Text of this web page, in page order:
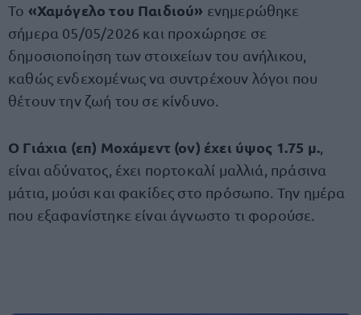
Το «Χαμόγελο του Παιδιού» ενημερώθηκε
σήμερα 05/05/2026 και προχώρησε σε
δημοσιοποίηση των στοιχείων του ανήλικου,
καθώς ενδεχομένως να συντρέχουν λόγοι που
θέτουν την ζωή του σε κίνδυνο.
Ο Γιάχια (επ) Μοχάμεντ (ον) έχει ύψος 1.75 μ.
είναι αδύνατος, έχει πορτοκαλί μαλλιά, πράσινα
μάτια, μούσι και φακίδες στο πρόσωπο. Την ημέρα
που εξαφανίστηκε είναι άγνωστο τι φορούσε.